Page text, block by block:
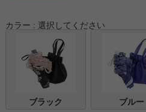
カラー 選択してください
ブラック ブルー